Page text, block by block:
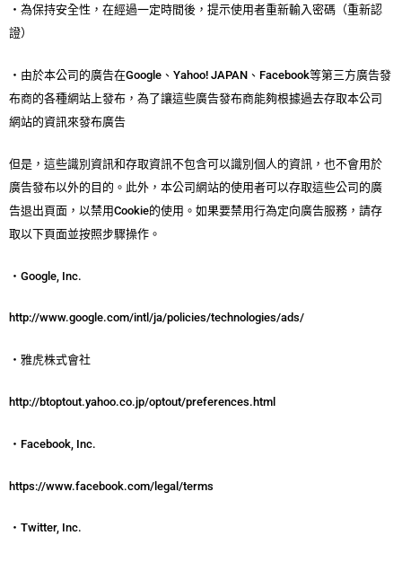
・為保持安全性，在經過一定時間後，提示使用者重新輸入密碼（重新認
證）
・由於本公司的廣告在Google、Yahoo! JAPAN、Facebook等第三方廣告發
布商的各種網站上發布，為了讓這些廣告發布商能夠根據過去存取本公司
網站的資訊來發布廣告
但是，這些識別資訊和存取資訊不包含可以識別個人的資訊，也不會用於
廣告發布以外的目的。此外，本公司網站的使用者可以存取這些公司的廣
告退出頁面，以禁用Cookie的使用。如果要禁用行為定向廣告服務，請存
取以下頁面並按照步驟操作。
・Google, Inc.
http://www.google.com/intl/ja/policies/technologies/ads/
・雅虎株式會社
http://btoptout.yahoo.co.jp/optout/preferences.html
・Facebook, Inc.
https://www.facebook.com/legal/terms
・Twitter, Inc.